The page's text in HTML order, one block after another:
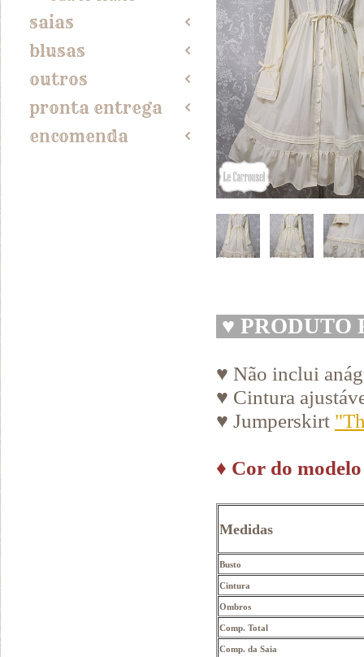
saias 2
blusas 2
outros 2
pronta entrega 2
encomenda 2
♥ PRODUTO
♥ Não inclui
♥ Cintura
♥ Jumperskirt
♦ Cor do
Medidas
Busto
Cintura
Ombros
Comp. Total
Comp. da Saia